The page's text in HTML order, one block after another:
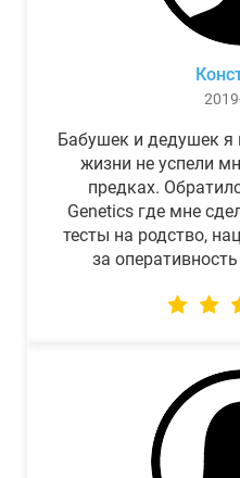
Бабушек и дедушек я
жизни не успели
предках.
Genetics где мне
тесты на родство,
за